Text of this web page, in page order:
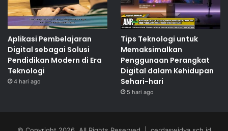
Aplikasi Pembelajaran
Digital sebagai Solusi
Pendidikan Modern di Era
Teknologi
4 hari ago
Tips Teknologi untuk
Memaksimalkan
Penggunaan Perangkat
Digital dalam Kehidupan
Sehari-hari
5 hari ago